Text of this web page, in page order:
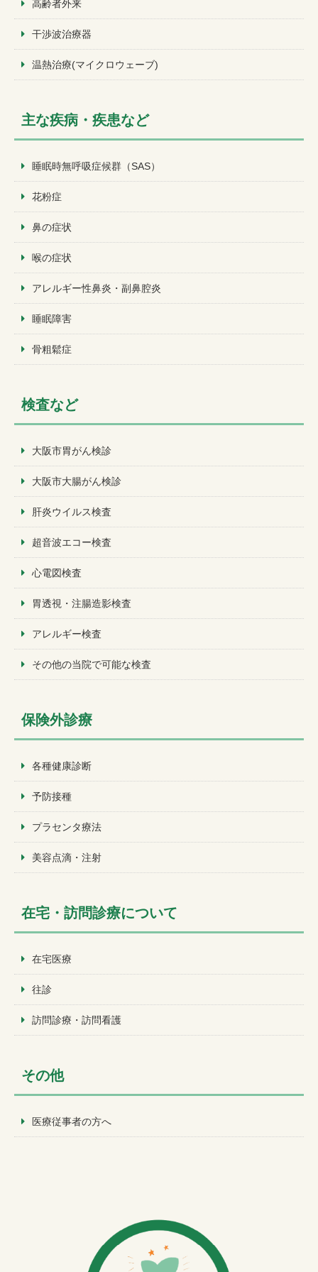
高齢者外来
干渉波治療器
温熱治療(マイクロウェーブ)
主な疾病・疾患など
睡眠時無呼吸症候群（SAS）
花粉症
鼻の症状
喉の症状
アレルギー性鼻炎・副鼻腔炎
睡眠障害
骨粗鬆症
検査など
大阪市胃がん検診
大阪市大腸がん検診
肝炎ウイルス検査
超音波エコー検査
心電図検査
胃透視・注腸造影検査
アレルギー検査
その他の当院で可能な検査
保険外診療
各種健康診断
予防接種
プラセンタ療法
美容点滴・注射
在宅・訪問診療について
在宅医療
往診
訪問診療・訪問看護
その他
医療従事者の方へ